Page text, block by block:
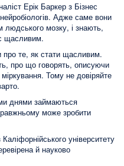
Ерік Баркер з Бізнес
Адже саме вони
мозку, і знають,
щасливим.
про те, як стати щасливим.
про що говорять, описуючи
міркування. Тому не довіряйте
днями займаються
може зробити
університету
й науково